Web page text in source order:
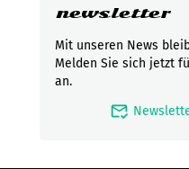
newsletter
Mit unseren News
Melden Sie sich jetzt
an.
mark_email_read